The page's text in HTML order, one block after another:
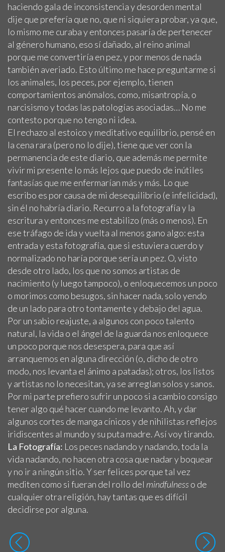
haciendo gala de inconsistencia y desorden mental
dije que prefería que no, que ni siquiera probar, ya que,
lo mismo me curaba y entonces pasaría de pertenecer
al género humano, eso sí dañado, al reino animal
porque me convertiría en pez, y por menos de nada
también averiado. Esto último me hace preguntarme si
los animales, los peces, por ejemplo, tienen
comportamientos anómalos, como, misantropía, o
narcisismo y todas las patologías asociadas… No me
contesto porque no tengo ni idea.
El rechazo al estoico y meditativo equilibrio, pensé en
la cena rara (pero no lo dije), tiene que ver con la
permanencia de este diario, que además me permite
vivir mi presente lo más lejos que puedo de inútiles
fantasías que me enfermarían más y más. Lo que
escribo es por causa de mi desequilibrio (e infelicidad),
sin él no habría diario. Recurro a la fotografía y la
escritura y entonces me estabilizo (más o menos). En
ese tráfago de ida y vuelta al menos gano algo: esta
entrada y esta fotografía, que si estuviera cuerdo y
normalizado no haría porque sería un pez. O, visto
desde otro lado, los que no somos artistas de
nacimiento (y luego tampoco), o enloquecemos un poco
o morimos como besugos, sin hacer nada, solo yendo
de un lado para otro tontamente y debajo del agua.
Por un sabio reajuste, a algunos con poco talento
natural, la vida o el ángel de la guarda nos enloquece
un poco porque nos desespera, para que así
arranquemos en alguna dirección (o, dicho de otro
modo, nos levanta el ánimo a patadas); otros, los listos
y artistas no lo necesitan, ya se arreglan solos y sanos.
Por mi parte prefiero sufrir un poco si a cambio consigo
tener algo qué hacer cuando me levanto. Ah, y dar
algunos cortes de manga cínicos y de nihilistas reflejos
iridiscentes al mundo y su puta madre. Así voy tirando.
La Fotografía: Los peces nadando y nadando, toda la
vida nadando, no hacen otra cosa que nadar y boquear
y no ir a ningún sitio. Y ser felices porque tal vez
mediten como si fueran del rollo del mindfulnesso de
cualquier otra religión, hay tantas que es difícil
decidirse por alguna.